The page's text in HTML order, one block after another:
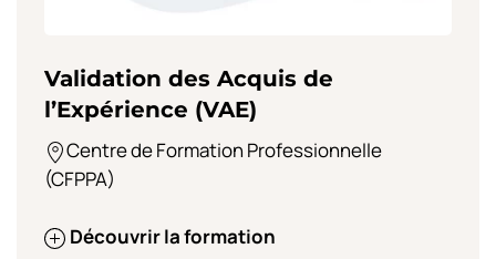
Validation des Acquis de
l’Expérience (VAE)
Centre de Formation Professionnelle
(CFPPA)
Découvrir la formation